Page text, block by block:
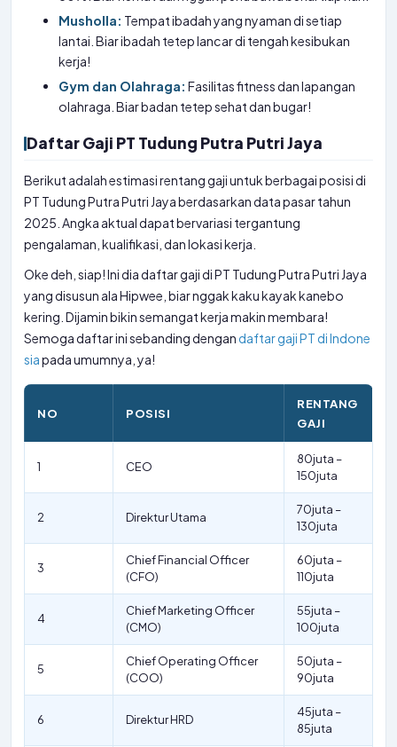
Musholla: Tempat ibadah yang nyaman di setiap
lantai. Biar ibadah tetep lancar di tengah kesibukan
kerja!
Gym dan Olahraga: Fasilitas fitness dan lapangan
olahraga. Biar badan tetep sehat dan bugar!
Daftar Gaji PT Tudung Putra Putri Jaya
Berikut adalah estimasi rentang gaji untuk berbagai posisi di
PT Tudung Putra Putri Jaya berdasarkan data pasar tahun
2025. Angka aktual dapat bervariasi tergantung
pengalaman, kualifikasi, dan lokasi kerja.
Oke deh, siap! Ini dia daftar gaji di PT Tudung Putra Putri Jaya
yang disusun ala Hipwee, biar nggak kaku kayak kanebo
kering. Dijamin bikin semangat kerja makin membara!
Semoga daftar ini sebanding dengan daftar gaji PT di Indone
siapada umumnya, ya!
NO POSISI
RENTANG
GAJI
1 CEO
80juta –
150juta
2 Direktur Utama
70juta –
130juta
3
Chief Financial Officer
(CFO)
60juta –
110juta
4
Chief Marketing Officer
(CMO)
55juta –
100juta
5
Chief Operating Officer
(COO)
50juta –
90juta
6 Direktur HRD
45juta –
85juta